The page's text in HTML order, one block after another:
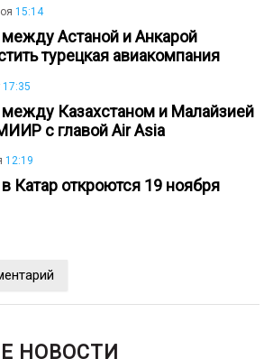
15:14
Астаной и Анкарой
турецкая авиакомпания
17:35
Казахстаном и Малайзией
с главой Air Asia
12:19
Катар откроются 19 ноября
НОВОСТИ